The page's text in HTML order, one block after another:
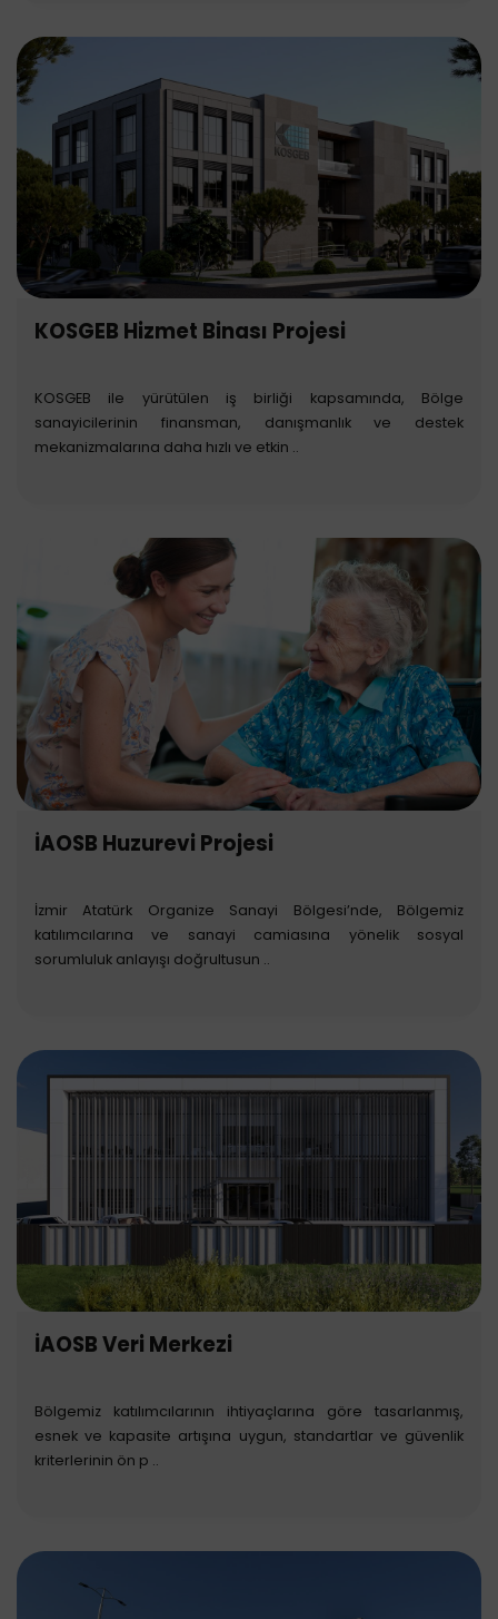
KOSGEB Hizmet Binası Projesi
KOSGEB ile yürütülen iş birliği kapsamında, Bölge
sanayicilerinin finansman, danışmanlık ve destek
mekanizmalarına daha hızlı ve etkin ..
İAOSB Huzurevi Projesi
İzmir Atatürk Organize Sanayi Bölgesi’nde, Bölgemiz
katılımcılarına ve sanayi camiasına yönelik sosyal
sorumluluk anlayışı doğrultusun ..
İAOSB Veri Merkezi
Bölgemiz katılımcılarının ihtiyaçlarına göre tasarlanmış,
esnek ve kapasite artışına uygun, standartlar ve güvenlik
kriterlerinin ön p ..